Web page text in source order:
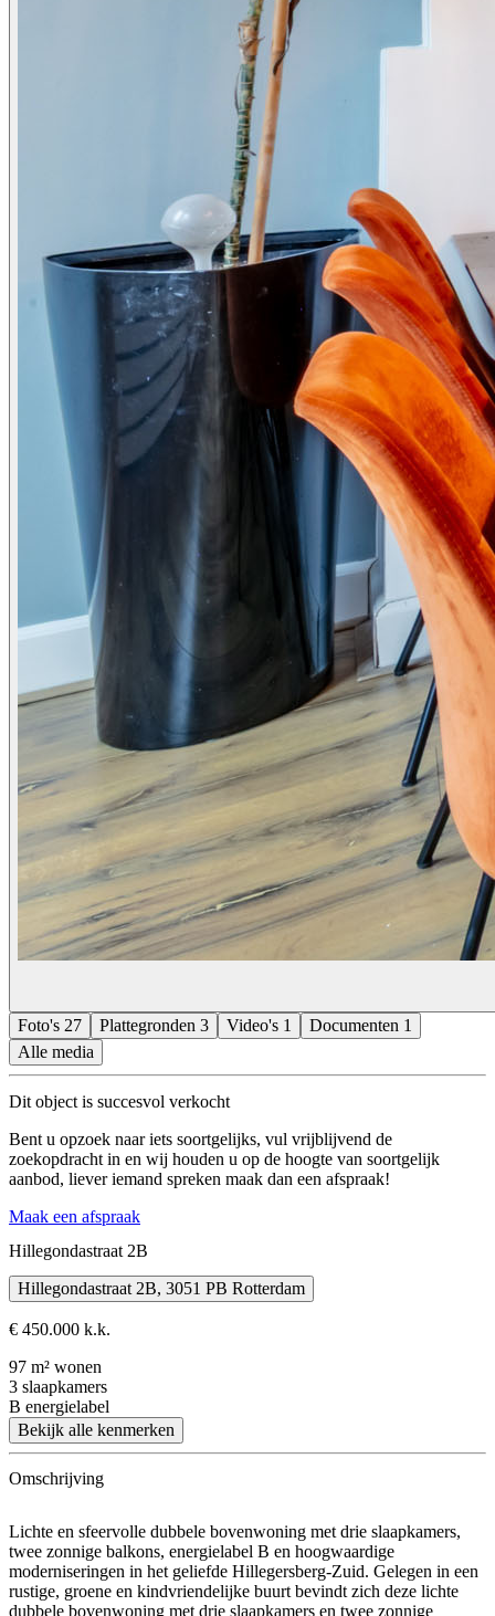
Foto's 27 Plattegronden 3 Video's 1 Documenten 1
Alle media
Dit object is succesvol verkocht
Bent u opzoek naar iets soortgelijks, vul vrijblijvend de
zoekopdracht in en wij houden u op de hoogte van soortgelijk
aanbod, liever iemand spreken maak dan een afspraak!
Maak een afspraak
Hillegondastraat 2B
Hillegondastraat 2B, 3051 PB Rotterdam
€ 450.000 k.k.
97 m² wonen
3 slaapkamers
B energielabel
Bekijk alle kenmerken
Omschrijving
Lichte en sfeervolle dubbele bovenwoning met drie slaapkamers,
twee zonnige balkons, energielabel B en hoogwaardige
moderniseringen in het geliefde Hillegersberg-Zuid. Gelegen in een
rustige, groene en kindvriendelijke buurt bevindt zich deze lichte
dubbele bovenwoning met drie slaapkamers en twee zonnige